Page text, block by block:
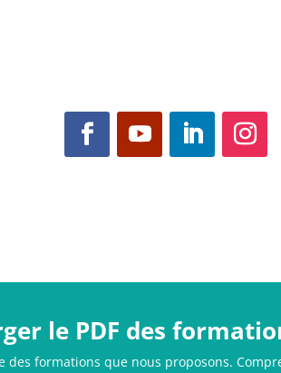
le PDF des
des formations que nous proposons.